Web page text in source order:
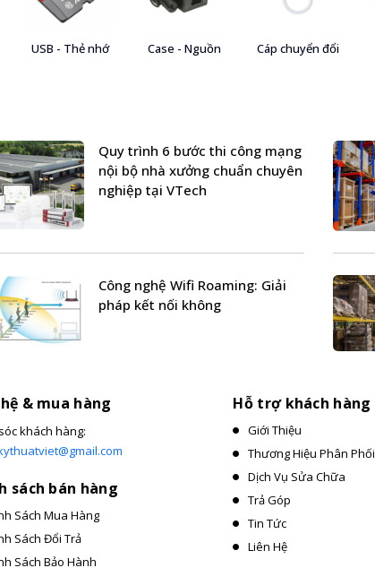
USB - Thẻ nhớ Case - Nguồn Cáp chuyển đổi
Quy trình 6 bước thi công mạng
nội bộ nhà xưởng chuẩn chuyên
nghiệp tại VTech
Công nghệ Wifi Roaming: Giải
pháp kết nối không
& mua hàng
khách hàng:
sách bán hàng
Sách Mua Hàng
Sách Đổi Trả
Sách Bảo Hành
Hỗ trợ khách hàng
Giới Thiệu
Thương Hiệu Phân Phối
Dịch Vụ Sửa Chữa
Trả Góp
Tin Tức
Liên Hệ